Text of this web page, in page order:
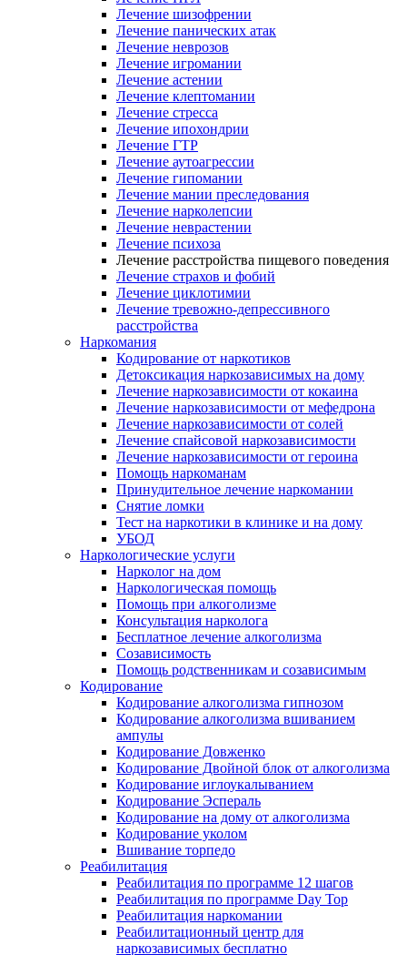
Лечение шизофрении
Лечение панических атак
Лечение неврозов
Лечение игромании
Лечение астении
Лечение клептомании
Лечение стресса
Лечение ипохондрии
Лечение ГТР
Лечение аутоагрессии
Лечение гипомании
Лечение мании преследования
Лечение нарколепсии
Лечение неврастении
Лечение психоза
Лечение расстройства пищевого поведения
Лечение страхов и фобий
Лечение циклотимии
Лечение тревожно-депрессивного
расстройства
Наркомания
Кодирование от наркотиков
Детоксикация наркозависимых на дому
Лечение наркозависимости от кокаина
Лечение наркозависимости от мефедрона
Лечение наркозависимости от солей
Лечение спайсовой наркозависимости
Лечение наркозависимости от героина
Помощь наркоманам
Принудительное лечение наркомании
Снятие ломки
Тест на наркотики в клинике и на дому
УБОД
Наркологические услуги
Нарколог на дом
Наркологическая помощь
Помощь при алкоголизме
Консультация нарколога
Бесплатное лечение алкоголизма
Созависимость
Помощь родственникам и созависимым
Кодирование
Кодирование алкоголизма гипнозом
Кодирование алкоголизма вшиванием
ампулы
Кодирование Довженко
Кодирование Двойной блок от алкоголизма
Кодирование иглоукалыванием
Кодирование Эспераль
Кодирование на дому от алкоголизма
Кодирование уколом
Вшивание торпедо
Реабилитация
Реабилитация по программе 12 шагов
Реабилитация по программе Day Top
Реабилитация наркомании
Реабилитационный центр для
наркозависимых бесплатно